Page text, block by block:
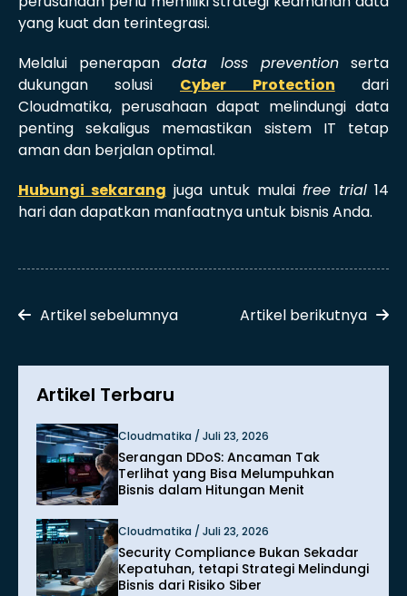
yang kuat dan terintegrasi.
Melalui penerapandata loss prevention serta
dukungan solusi Cyber Protection dari
Cloudmatika, perusahaan dapat melindungi data
penting sekaligus memastikan sistem IT tetap
aman dan berjalan optimal.
Hubungi sekarang juga untuk mulaifree trial 14
hari dan dapatkan manfaatnya untuk bisnis Anda.
Artikel sebelumnya Artikel berikutnya
Artikel Terbaru
Cloudmatika / Juli 23, 2026
Serangan DDoS: Ancaman Tak
Terlihat yang Bisa Melumpuhkan
Bisnis dalam Hitungan Menit
Cloudmatika / Juli 23, 2026
Security Compliance Bukan Sekadar
Kepatuhan, tetapi Strategi Melindungi
Bisnis dari Risiko Siber